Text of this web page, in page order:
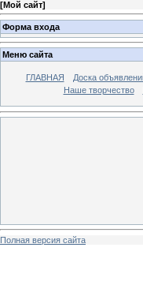
[Мой сайт]
Форма входа
Меню сайта
ГЛАВНАЯ Доска
Наше творчество
Полная версия сайта